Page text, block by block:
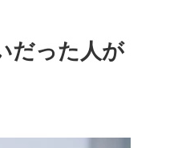
だった人が